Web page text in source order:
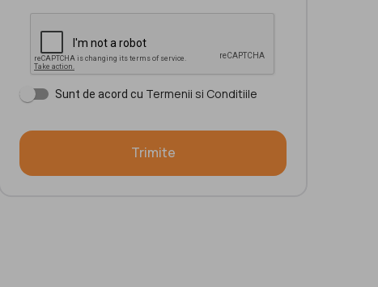
Sunt de acord cu Termenii si Conditiile
Trimite